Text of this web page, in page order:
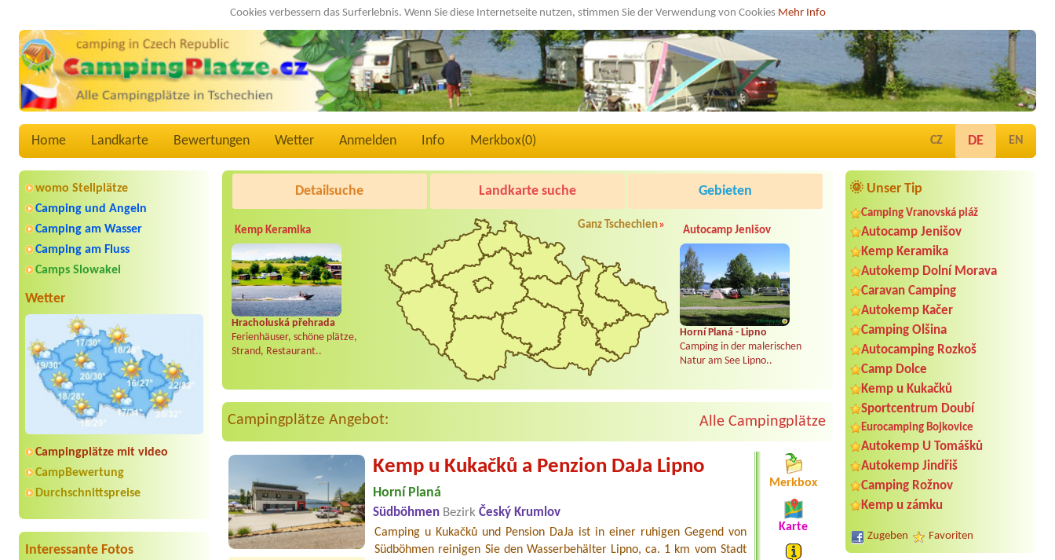
Cookies verbessern das Surferlebnis. Wenn Sie diese Internetseite nutzen, stimmen Sie der Verwendung von Cookies Mehr Info
Home Landkarte Bewertungen Wetter Anmelden Info Merkbox(0) CZ DE EN
womo Stellplätze
Camping und Angeln
Camping am Wasser
Camping am Fluss
Camps Slowakei
Wetter
Campingplätze mit video
CampBewertung
Durchschnittspreise
Interessante Fotos
🌞 Unser Tip
Camping Vranovská pláž
Autocamp Jenišov
Kemp Keramika
Autokemp Dolní Morava
Caravan Camping
Autokemp Kačer
Camping Olšina
Autocamping Rozkoš
Camp Dolce
Kemp u Kukačků
Sportcentrum Doubí
Eurocamping Bojkovice
Autokemp U Tomášků
Autokemp Jindřiš
Camping Rožnov
Kemp u zámku
Zugeben Favoriten
Termin ab 2026-07-31 |
Lipno Modřín
1 místo pro stan dva dospělí
Termin ab 2026-08-02 |
1 místo pro dvě osoby (dospělý + dítě
)1misto pro Ford Transit, pokud
Detailsuche Landkarte suche Gebieten
Kemp Keramika
Hracholuská přehrada
Ferienhäuser, schöne plätze,
Strand, Restaurant..
Ganz Tschechien» Autocamp Jenišov
Horní Planá - Lipno
Camping in der malerischen
Natur am See Lipno..
Campingplätze Angebot: Alle Campingplätze
Kemp u Kukačků a Penzion DaJa Lipno
Horní Planá
Südböhmen Bezirk Český Krumlov
Camping u Kukačků und Pension DaJa ist in einer ruhigen Gegend von
Südböhmen reinigen Sie den Wasserbehälter Lipno, ca. 1 km vom Stadt
Merkbox
Karte